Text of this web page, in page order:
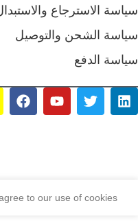
سياسة الاسترجاع
سياسة الشحن والتوصيل
سياسة الدفع
to our use of cookies.